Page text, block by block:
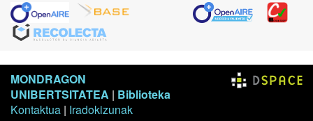
MONDRAGON
UNIBERTSITATEA | Biblioteka
Kontaktua | Iradokizunak